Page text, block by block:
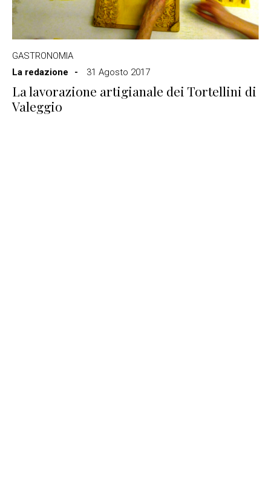
GASTRONOMIA
La redazione
31 Agosto 2017
La lavorazione artigianale dei Tortellini di
Valeggio